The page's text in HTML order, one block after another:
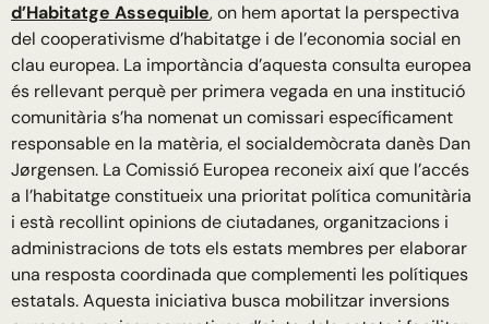
d’Habitatge Assequible, on hem aportat la perspectiva
del cooperativisme d’habitatge i de l’economia social en
clau europea. La importància d’aquesta consulta europea
és rellevant perquè per primera vegada en una institució
comunitària s’ha nomenat un comissari específicament
responsable en la matèria, el socialdemòcrata danès Dan
Jørgensen. La Comissió Europea reconeix així que l’accés
a l’habitatge constitueix una prioritat política comunitària
i està recollint opinions de ciutadanes, organitzacions i
administracions de tots els estats membres per elaborar
una resposta coordinada que complementi les polítiques
estatals. Aquesta iniciativa busca mobilitzar inversions